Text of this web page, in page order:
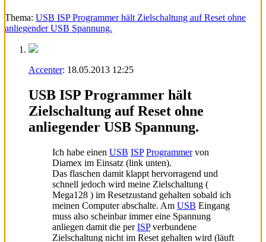
Thema: USB ISP Programmer hält Zielschaltung auf Reset ohne
anliegender USB Spannung.
Accenter: 18.05.2013 12:25
USB ISP Programmer hält
Zielschaltung auf Reset ohne
anliegender USB Spannung.
Ich habe einen USB ISP Programmervon
Diamex im Einsatz (link unten).
Das flaschen damit klappt hervorragend und
schnell jedoch wird meine Zielschaltung (
Mega128 ) im Resetzustand gehalten sobald ich
meinen Computer abschalte. Am USB Eingang
muss also scheinbar immer eine Spannung
anliegen damit die perISPverbundene
Zielschaltung nicht im Reset gehalten wird (läuft